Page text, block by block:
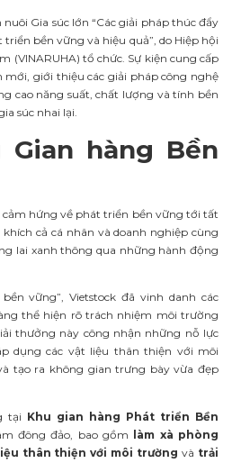
Gia súc lớn “Các giải pháp thúc đẩy
bền vững và hiệu quả”, do Hiệp hội
(VINARUHA) tổ chức. Sự kiện cung cấp
giới thiệu các giải pháp công nghệ
cao năng suất, chất lượng và tính bền
súc nhai lại.
Gian hàng Bền
hứng về phát triển bền vững tới tất
cả cá nhân và doanh nghiệp cùng
lai xanh thông qua những hành động
vững”, Vietstock đã vinh danh các
thể hiện rõ trách nhiệm môi trường
thưởng này công nhận những nỗ lực
dụng các vật liệu thân thiện với môi
tạo ra không gian trưng bày vừa đẹp
tại Khu gian hàng Phát triển Bền
đông đảo, bao gồm
làm xà phòng
thân thiện với môi trường và trải